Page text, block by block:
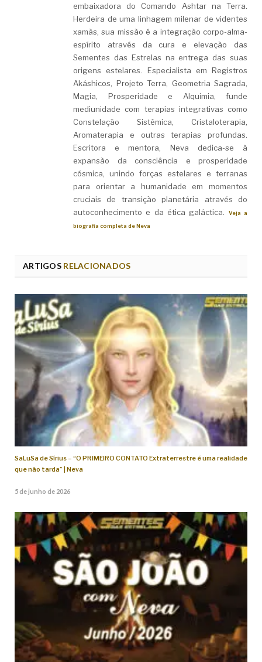
embaixadora do Comando Ashtar na Terra.
Herdeira de uma linhagem milenar de videntes
xamãs, sua missão é a integração corpo-alma-
espírito através da cura e elevação das
Sementes das Estrelas na entrega das suas
origens estelares. Especialista em Registros
Akáshicos, Projeto Terra, Geometria Sagrada,
Magia, Prosperidade e Alquimia, funde
mediunidade com terapias integrativas como
Constelação Sistêmica, Cristaloterapia,
Aromaterapia e outras terapias profundas.
Escritora e mentora, Neva dedica-se à
expansão da consciência e prosperidade
cósmica, unindo forças estelares e terranas
para orientar a humanidade em momentos
cruciais de transição planetária através do
autoconhecimento e da ética galáctica.
Veja a
biografia completa de Neva
ARTIGOSRELACIONADOS
SaLuSa de Sírius – “O PRIMEIRO CONTATO Extraterrestre é uma realidade
que não tarda” | Neva
5 de junho de 2026